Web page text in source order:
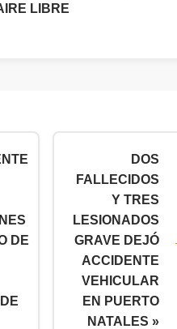
LIBRE
DE
DOS
FALLECIDOS
Y TRES
LESIONADOS
GRAVE DEJÓ
ACCIDENTE
VEHICULAR
EN PUERTO
NATALES »